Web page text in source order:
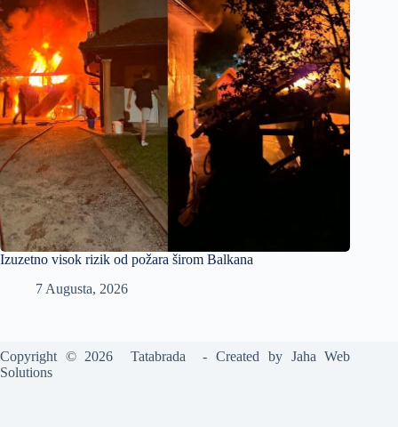
Izuzetno visok rizik od požara širom Balkana
7 Augusta, 2026
Copyright © 2026 Tatabrada - Created by Jaha Web
Solutions